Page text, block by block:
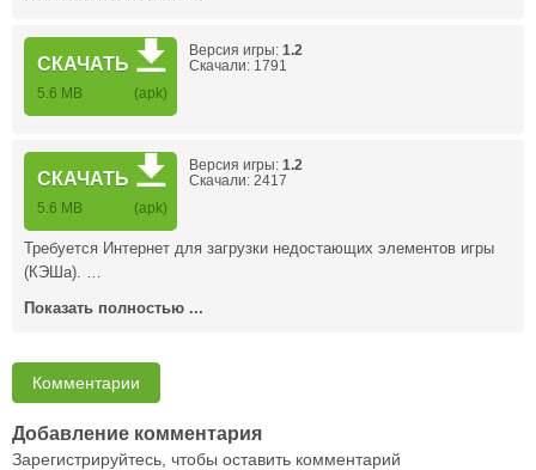
СКАЧАТЬ
5.6 MB (apk)
Версия игры: 1.2
Скачали: 1791
СКАЧАТЬ
5.6 MB (apk)
Версия игры: 1.2
Скачали: 2417
Требуется Интернет для загрузки недостающих элементов игры
(КЭШа). …
Показать полностью ...
Комментарии
Добавление комментария
Зарегистрируйтесь, чтобы оставить комментарий